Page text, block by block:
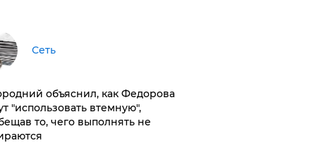
Сеть
объяснил, как Федорова
"использовать втемную",
то, чего выполнять не